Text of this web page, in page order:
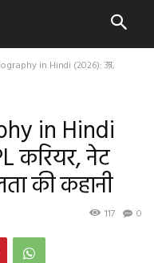
in Hindi (2026): उम्र,
in Hindi
करियर, नेट
की कहानी
0
117